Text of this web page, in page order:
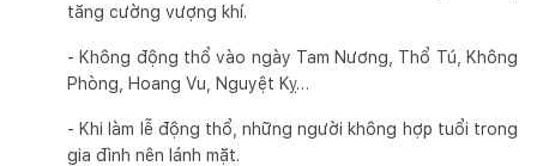
tăng cường vượng khí.
- Không động thổ vào ngày Tam Nương, Thổ Tú, Không
Phòng, Hoang Vu, Nguyệt Kỵ…
- Khi làm lễ động thổ, những người không hợp tuổi trong
gia đình nên lánh mặt.